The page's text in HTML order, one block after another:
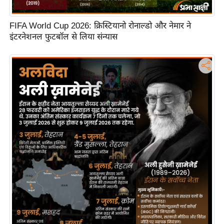
टो
वी
डि
ऑ
फ़ो
ग्रा
फ़ि
क
रा
ज्यों
से
श
FIFA World Cup 2026: क्रिस्टियानो रोनाल्डो और नेमार ने
इंटरनेशनल फुटबॉल से लिया संन्यास